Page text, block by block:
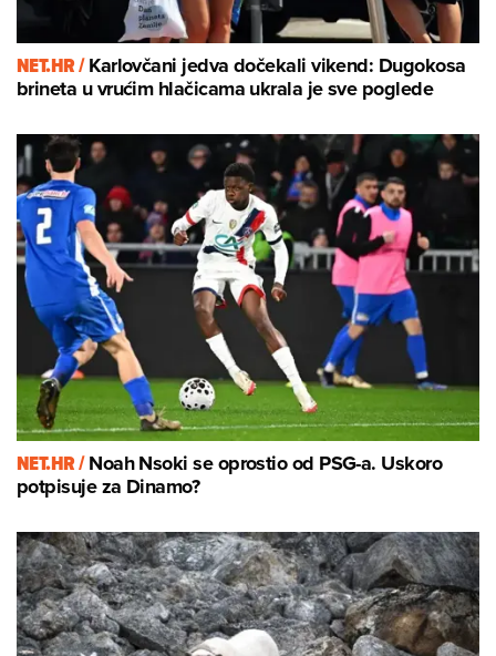
NET.HR /Karlovčani jedva dočekali vikend: Dugokosa
brineta u vrućim hlačicama ukrala je sve poglede
NET.HR /Noah Nsoki se oprostio od PSG-a. Uskoro
potpisuje za Dinamo?